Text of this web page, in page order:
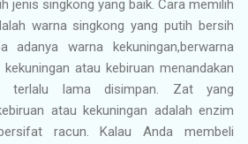
jenis singkong yang baik. Cara memilih
warna singkong yang putih bersih
adanya warna kekuningan,berwarna
atau kebiruan menandakan
terlalu lama disimpan. Zat yang
atau kekuningan adalah enzim
racun. Kalau Anda membeli